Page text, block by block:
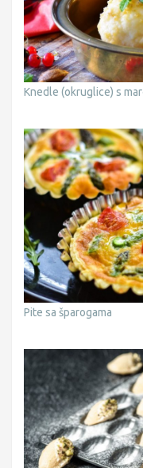
Knedle (okruglice) s
Pite sa šparogama